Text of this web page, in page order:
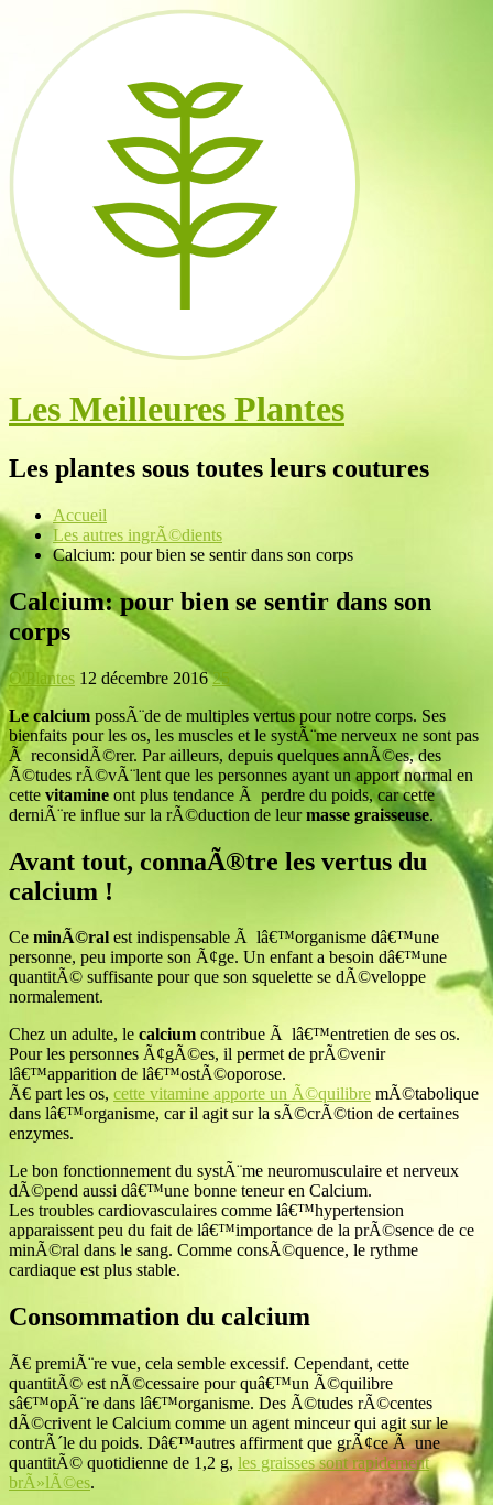
Les Meilleures Plantes
Les plantes sous toutes leurs coutures
Accueil
Les autres ingrÃ©dients
Calcium: pour bien se sentir dans son corps
Calcium: pour bien se sentir dans son
corps
O'Plantes 12 décembre 2016 25
Le calcium possÃ¨de de multiples vertus pour notre corps. Ses
bienfaits pour les os, les muscles et le systÃ¨me nerveux ne sont pas
Ã reconsidÃ©rer. Par ailleurs, depuis quelques annÃ©es, des
Ã©tudes rÃ©vÃ¨lent que les personnes ayant un apport normal en
cette vitamine ont plus tendance Ã perdre du poids, car cette
derniÃ¨re influe sur la rÃ©duction de leurmasse graisseuse.
Avant tout, connaÃ®tre les vertus du
calcium !
Ce minÃ©ral est indispensable Ã lâ€™organisme dâ€™une
personne, peu importe son Ã¢ge. Un enfant a besoin dâ€™une
quantitÃ© suffisante pour que son squelette se dÃ©veloppe
normalement.
Chez un adulte, le calcium contribue Ã lâ€™entretien de ses os.
Pour les personnes Ã¢gÃ©es, il permet de prÃ©venir
lâ€™apparition de lâ€™ostÃ©oporose.
Ã€ part les os, cette vitamine apporte un Ã©quilibre mÃ©tabolique
dans lâ€™organisme, car il agit sur la sÃ©crÃ©tion de certaines
enzymes.
Le bon fonctionnement du systÃ¨me neuromusculaire et nerveux
dÃ©pend aussi dâ€™une bonne teneur en Calcium.
Les troubles cardiovasculaires comme lâ€™hypertension
apparaissent peu du fait de lâ€™importance de la prÃ©sence de ce
minÃ©ral dans le sang. Comme consÃ©quence, le rythme
cardiaque est plus stable.
Consommation du calcium
Ã€ premiÃ¨re vue, cela semble excessif. Cependant, cette
quantitÃ© est nÃ©cessaire pour quâ€™un Ã©quilibre
sâ€™opÃ¨re dans lâ€™organisme. Des Ã©tudes rÃ©centes
dÃ©crivent le Calcium comme un agent minceur qui agit sur le
contrÃ´le du poids. Dâ€™autres affirment que grÃ¢ce Ã une
quantitÃ© quotidienne de 1,2 g, les graisses sont rapidement
brÃ»lÃ©es.